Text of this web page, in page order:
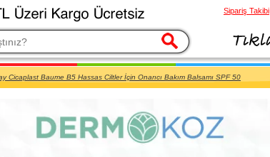
Cicaplast Baume B5 Hassas Ciltler İçin Onarıcı Bakım Balsamı SPF 50
Sipariş Takibi